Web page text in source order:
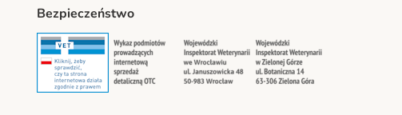
Bezpieczeństwo
Security Security Security